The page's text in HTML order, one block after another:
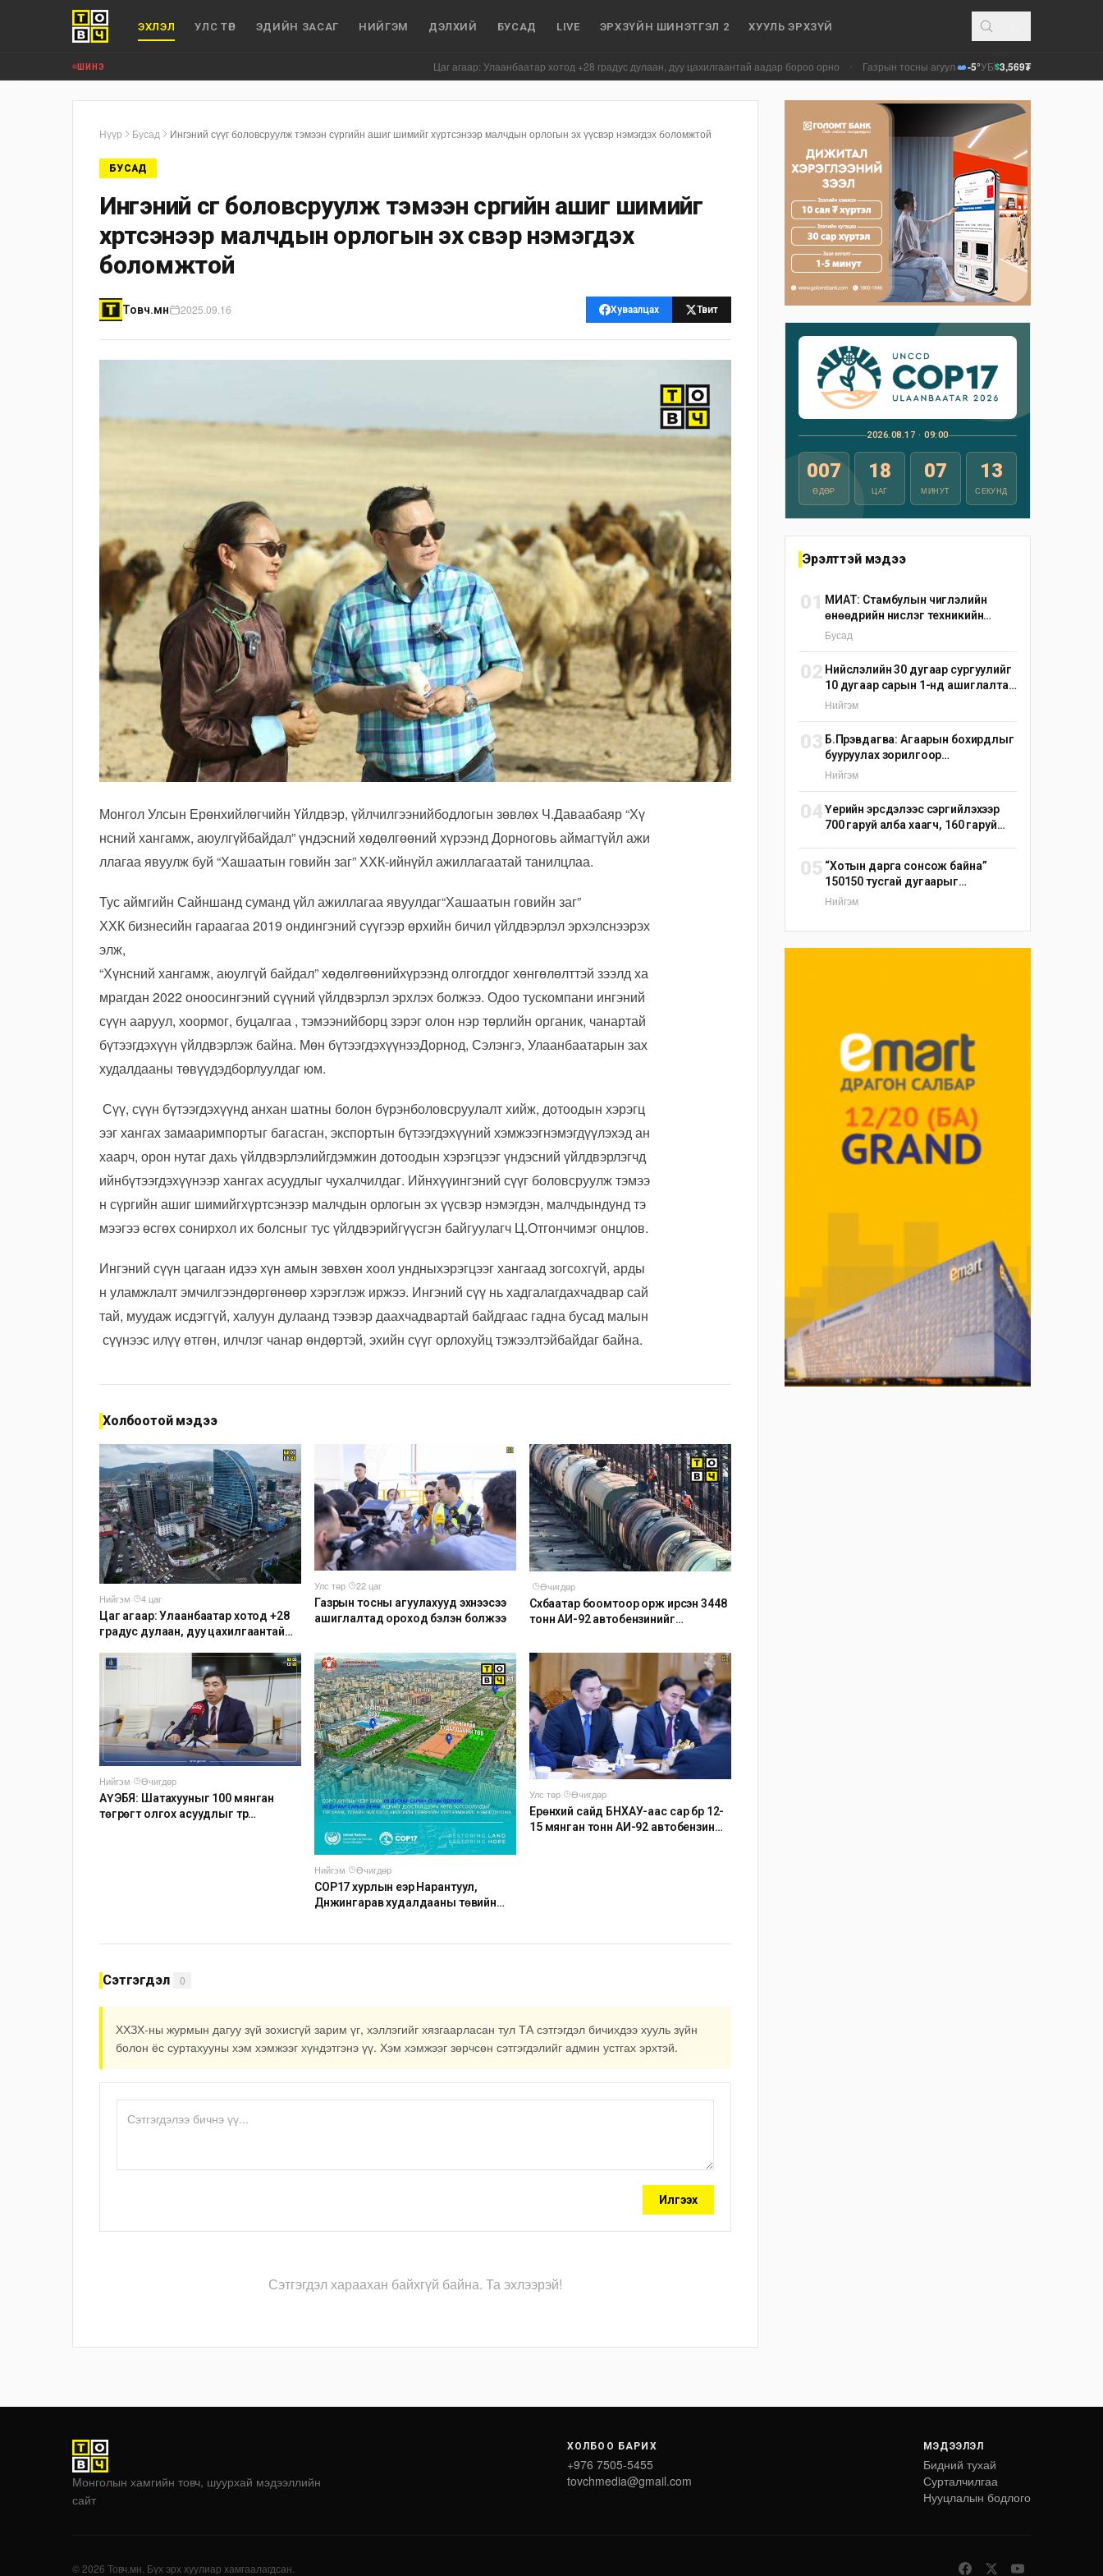
ЭХЛЭЛ УЛС ТӨР ЭДИЙН ЗАСАГ НИЙГЭМ ДЭЛХИЙ БУСАД LIVE ЭРХЗҮЙН ШИНЭТГЭЛ 2 ХУУЛЬ ЭРХЗҮЙ
ШИНЭ Цаг агаар: Улаанбаатар хотод +28 градус дулаан, дуу цахилгаантай аадар бороо орно • Газрын тосны агуулахууд эхнээсээ ашиглалтад ороход
-5°УБ$3,569₮
Нүүр Бусад Ингэний сүүг боловсруулж тэмээн сүргийн ашиг шимийг хүртсэнээр малчдын орлогын эх үүсвэр нэмэгдэх боломжтой
БУСАД
Ингэний сүүг боловсруулж тэмээн сүргийн ашиг шимийг
хүртсэнээр малчдын орлогын эх үүсвэр нэмэгдэх
боломжтой
Товч.мн 2025.09.16 Хуваалцах Твит
Монгол Улсын Ерөнхийлөгчийн Үйлдвэр, үйлчилгээнийбодлогын зөвлөх Ч.Даваабаяр “Хү
нсний хангамж, аюулгүйбайдал” үндэсний хөдөлгөөний хүрээнд Дорноговь аймагтүйл ажи
ллагаа явуулж буй “Хашаатын говийн заг” ХХК-ийнүйл ажиллагаатай танилцлаа.
Тус аймгийн Сайншанд суманд үйл ажиллагаа явуулдаг“Хашаатын говийн заг”
ХХК бизнесийн гараагаа 2019 ондингэний сүүгээр өрхийн бичил үйлдвэрлэл эрхэлснээрэх
элж,
“Хүнсний хангамж, аюулгүй байдал” хөдөлгөөнийхүрээнд олгогддог хөнгөлөлттэй зээлд ха
мрагдан 2022 оноосингэний сүүний үйлдвэрлэл эрхлэх болжээ. Одоо тускомпани ингэний
сүүн ааруул, хоормог, буцалгаа , тэмээнийборц зэрэг олон нэр төрлийн органик, чанартай
бүтээгдэхүүн үйлдвэрлэж байна. Мөн бүтээгдэхүүнээДорнод, Сэлэнгэ, Улаанбаатарын зах
худалдааны төвүүдэдборлуулдаг юм.
Сүү, сүүн бүтээгдэхүүнд анхан шатны болон бүрэнболовсруулалт хийж, дотоодын хэрэгц
ээг хангах замааримпортыг багасган, экспортын бүтээгдэхүүний хэмжээгнэмэгдүүлэхэд ан
хаарч, орон нутаг дахь үйлдвэрлэлийгдэмжин дотоодын хэрэгцээг үндэсний үйлдвэрлэгчд
ийнбүтээгдэхүүнээр хангах асуудлыг чухалчилдаг. Ийнхүүингэний сүүг боловсруулж тэмээ
н сүргийн ашиг шимийгхүртсэнээр малчдын орлогын эх үүсвэр нэмэгдэн, малчдындунд тэ
мээгээ өсгөх сонирхол их болсныг тус үйлдвэрийгүүсгэн байгуулагч Ц.Отгончимэг онцлов.
Ингэний сүүн цагаан идээ хүн амын зөвхөн хоол ундныхэрэгцээг хангаад зогсохгүй, арды
н уламжлалт эмчилгээндөргөнөөр хэрэглэж иржээ. Ингэний сүү нь хадгалагдахчадвар сай
тай, муудаж исдэггүй, халуун дулаанд тээвэр даахчадвартай байдгаас гадна бусад малын
сүүнээс илүү өтгөн, илчлэг чанар өндөртэй, эхийн сүүг орлохуйц тэжээлтэйбайдаг байна.
Холбоотой мэдээ
Нийгэм·
4 цаг
Цаг агаар: Улаанбаатар хотод +28
градус дулаан, дуу цахилгаантай
Улс төр·
22 цаг
Газрын тосны агуулахууд эхнээсээ
ашиглалтад ороход бэлэн болжээ
·
Өчигдөр
Сүхбаатар боомтоор орж ирсэн 3448
тонн АИ-92 автобензинийг
зохион байгуулж байна
Нийгэм·
Өчигдөр
АҮЭБЯ: Шатахууныг 100 мянган
төгрөгт олгох асуудлыг түр
Нийгэм·
Өчигдөр
COP17 хурлын үеэр Нарантуул,
Дүнжингарав худалдааны төвийн
Улс төр·
Өчигдөр
Ерөнхий сайд БНХАУ-аас сар бүр 12-
15 мянган тонн АИ-92 автобензин
Сэтгэгдэл 0
ХХЗХ-ны журмын дагуу зүй зохисгүй зарим үг, хэллэгийг хязгаарласан тул ТА сэтгэгдэл бичихдээ хууль зүйн
болон ёс суртахууны хэм хэмжээг хүндэтгэнэ үү. Хэм хэмжээг зөрчсөн сэтгэгдэлийг админ устгах эрхтэй.
Илгээх
Сэтгэгдэл хараахан байхгүй байна. Та эхлээрэй!
2026.08.17 · 09:00
007
ӨДӨР
18
ЦАГ
07
МИНУТ
12
СЕКУНД
Эрэлттэй мэдээ
01 МИАТ: Стамбулын чиглэлийн
өнөөдрийн нислэг техникийн
шалтгаанаар цуцлагдлаа
Бусад
02 Нийслэлийн 30 дугаар сургуулийг
10 дугаар сарын 1-нд ашиглалтад
оруулна
Нийгэм
03 Б.Пүрэвдагва: Агаарын бохирдлыг
бууруулах зорилгоор
эрдэнэшишийн барьцалдуулагч
Нийгэм
04Үерийн эрсдэлээс сэргийлэхээр
700 гаруй алба хаагч, 160 гаруй
05 “Хотын дарга сонсож байна”
150150 тусгай дугаарыг
наймдугаар сарын 14-нөөс
Нийгэм
Монголын хамгийн товч, шуурхай мэдээллийн
сайт
ХОЛБОО БАРИХ
+976 7505-5455
tovchmedia@gmail.com
МЭДЭЭЛЭЛ
Бидний тухай
Сурталчилгаа
Нууцлалын бодлого
© 2026 Товч.мн. Бүх эрх хуулиар хамгаалагдсан.